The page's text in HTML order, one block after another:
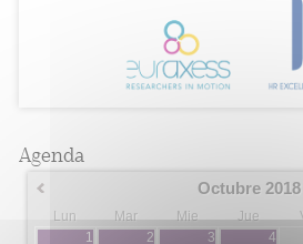
Agenda
Octubre 2018
Lun Mar Mie Jue
1
2
3
4